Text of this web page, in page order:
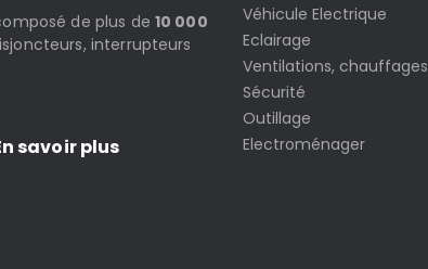
de plus de 10 000
interrupteurs
savoir plus
Véhicule Electrique
Eclairage
Ventilations, chauffages
Sécurité
Outillage
Electroménager